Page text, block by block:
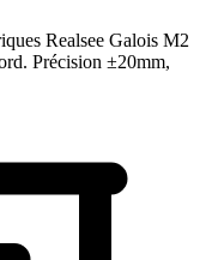
Realsee Galois M2
Précision ±20mm,